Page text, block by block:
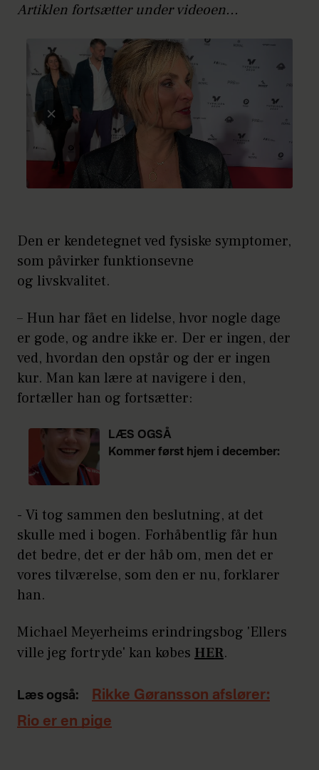
Artiklen fortsætter under videoen...
Den er kendetegnet ved fysiske symptomer,
som påvirker funktionsevne
og livskvalitet.
– Hun har fået en lidelse, hvor nogle dage
er gode, og andre ikke er. Der er ingen, der
ved, hvordan den opstår og der er ingen
kur. Man kan lære at navigere i den,
fortæller han og fortsætter:
LÆS OGSÅ
Kommer først hjem i december:
- Vi tog sammen den beslutning, at det
skulle med i bogen. Forhåbentlig får hun
det bedre, det er der håb om, men det er
vores tilværelse, som den er nu, forklarer
han.
Michael Meyerheims erindringsbog 'Ellers
ville jeg fortryde' kan købes HER.
Læs også:
Rikke Gøransson afslører:
Rio er en pige